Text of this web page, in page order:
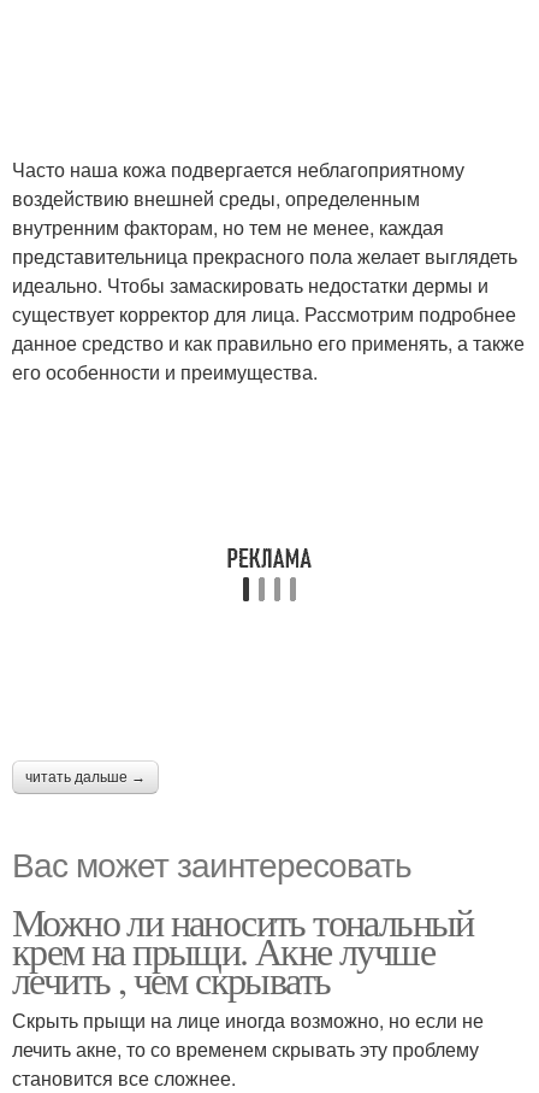
Часто наша кожа подвергается неблагоприятному
воздействию внешней среды, определенным
внутренним факторам, но тем не менее, каждая
представительница прекрасного пола желает выглядеть
идеально. Чтобы замаскировать недостатки дермы и
существует корректор для лица. Рассмотрим подробнее
данное средство и как правильно его применять, а также
его особенности и преимущества.
читать дальше →
Вас может заинтересовать
Можно ли наносить тональный
крем на прыщи. Акне лучше
лечить , чем скрывать
Скрыть прыщи на лице иногда возможно, но если не
лечить акне, то со временем скрывать эту проблему
становится все сложнее.